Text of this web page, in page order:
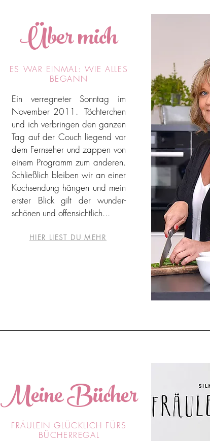
Über mich
ES WAR EINMAL: WIE ALLES
BEGANN
Ein verregneter Sonntag im
November 2011. Töchterchen
und ich verbringen den ganzen
Tag auf der Couch liegend vor
dem Fernseher und zappen von
einem Programm zum anderen.
Schließlich bleiben wir an einer
Kochsendung hängen und mein
erster Blick gilt der wunder-
schönen und offensichtlich...
HIER LIEST DU MEHR
Meine Bücher
FRÄULEIN GLÜCKLICH FÜRS
BÜCHERREGAL